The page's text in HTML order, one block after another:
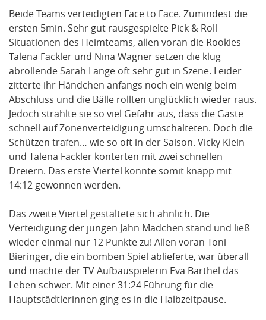
Beide Teams verteidigten Face to Face. Zumindest die
ersten 5min. Sehr gut rausgespielte Pick & Roll
Situationen des Heimteams, allen voran die Rookies
Talena Fackler und Nina Wagner setzen die klug
abrollende Sarah Lange oft sehr gut in Szene. Leider
zitterte ihr Händchen anfangs noch ein wenig beim
Abschluss und die Bälle rollten unglücklich wieder raus.
Jedoch strahlte sie so viel Gefahr aus, dass die Gäste
schnell auf Zonenverteidigung umschalteten. Doch die
Schützen trafen… wie so oft in der Saison. Vicky Klein
und Talena Fackler konterten mit zwei schnellen
Dreiern. Das erste Viertel konnte somit knapp mit
14:12 gewonnen werden.
Das zweite Viertel gestaltete sich ähnlich. Die
Verteidigung der jungen Jahn Mädchen stand und ließ
wieder einmal nur 12 Punkte zu! Allen voran Toni
Bieringer, die ein bomben Spiel ablieferte, war überall
und machte der TV Aufbauspielerin Eva Barthel das
Leben schwer. Mit einer 31:24 Führung für die
Hauptstädtlerinnen ging es in die Halbzeitpause.